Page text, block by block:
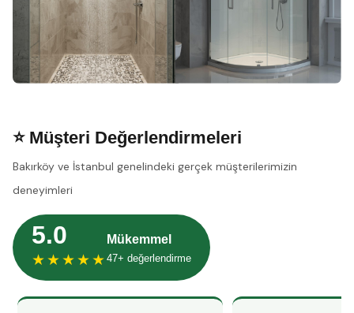
⭐ Müşteri Değerlendirmeleri
Bakırköy ve İstanbul genelindeki gerçek müşterilerimizin
deneyimleri
5.0
★★★★★
Mükemmel
47+ değerlendirme